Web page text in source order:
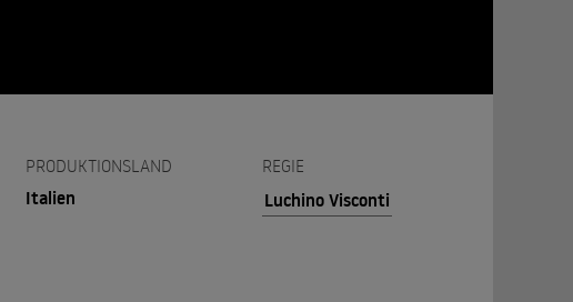
PRODUKTIONSLAND
Italien
REGIE
Luchino Visconti